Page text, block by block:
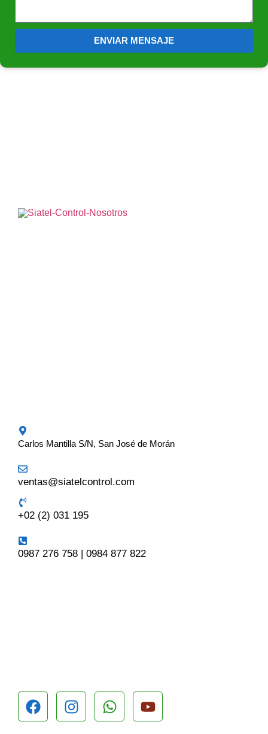
ENVIAR MENSAJE
Carlos Mantilla S/N, San José de Morán
ventas@siatelcontrol.com
+02 (2) 031 195
0987 276 758 | 0984 877 822